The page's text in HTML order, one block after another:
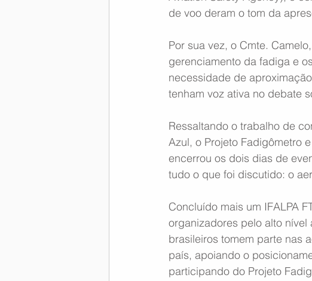
de voo deram o tom da
Por sua vez, o Cmte.
gerenciamento da fadiga e
necessidade de
tenham voz ativa no debate
Ressaltando o trabalho de
Azul, o Projeto Fadigômetro
encerrou os dois dias de
tudo o que foi discutido: o
Concluído mais um IFALPA
organizadores pelo alto
brasileiros tomem parte nas
país, apoiando o
participando do Projeto